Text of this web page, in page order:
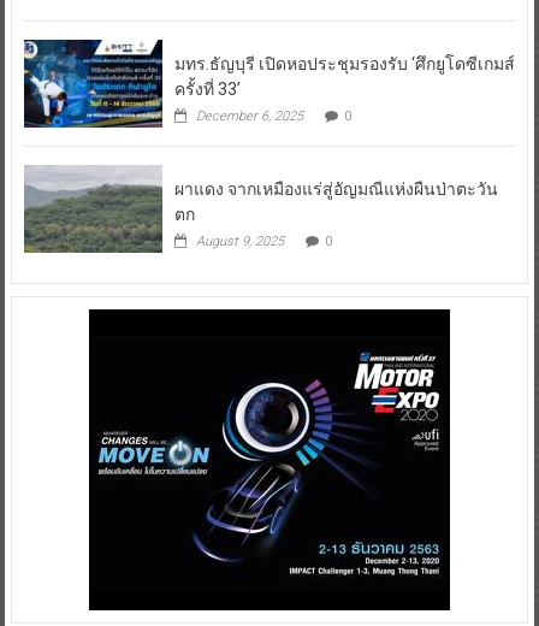
มทร.ธัญบุรี เปิดหอประชุมรองรับ ‘ศึกยูโดซีเกมส์
ครั้งที่ 33’
December 6, 2025 0
ผาแดง จากเหมืองแร่สู่อัญมณีแห่งผืนป่าตะวัน
ตก
August 9, 2025 0